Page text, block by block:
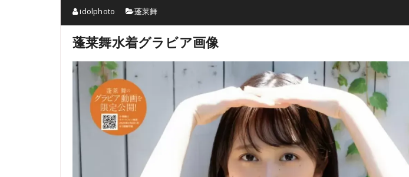
idolphoto 蓬莱舞
蓬莱舞水着グラビア画像